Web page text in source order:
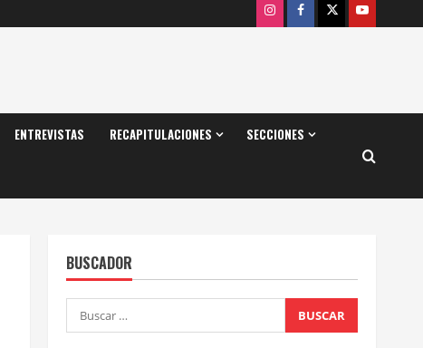
InstagramFacebook
X Youtube
ENTREVISTAS RECAPITULACIONES SECCIONES
BUSCADOR
Buscar: